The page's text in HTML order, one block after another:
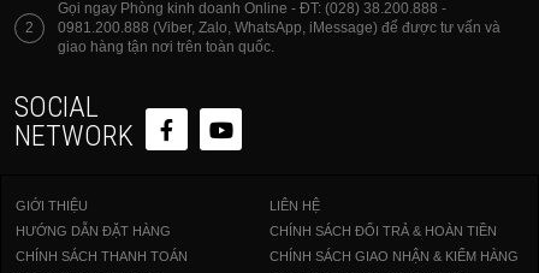
2
Gọi ngay Phòng kinh doanh Online - ĐT: (028) 38.200.888 -
0981.200.888 (Viber, Zalo, WhatsApp, iMessage) để được tư vấn và
giao hàng tận nơi trên toàn quốc.
SOCIAL
NETWORK
GIỚI THIỆU
LIÊN HỆ
HƯỚNG DẪN ĐẶT HÀNG
CHÍNH SÁCH ĐỔI TRẢ & HOÀN TIỀN
CHÍNH SÁCH THANH TOÁN
CHÍNH SÁCH GIAO NHẬN & KIỂM HÀNG